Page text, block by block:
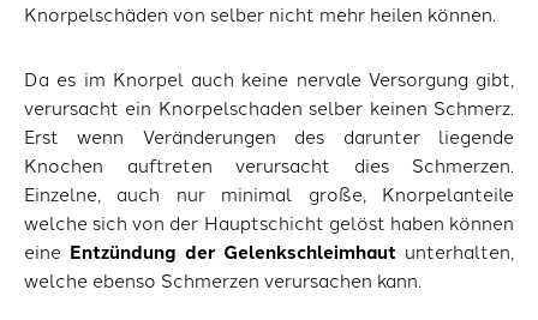
Knorpelschäden von selber nicht mehr heilen können.
Da es im Knorpel auch keine nervale Versorgung gibt,
verursacht ein Knorpelschaden selber keinen Schmerz.
Erst wenn Veränderungen des darunter liegende
Knochen auftreten verursacht dies Schmerzen.
Einzelne, auch nur minimal große, Knorpelanteile
welche sich von der Hauptschicht gelöst haben können
eine Entzündung der Gelenkschleimhautunterhalten,
welche ebenso Schmerzen verursachen kann.